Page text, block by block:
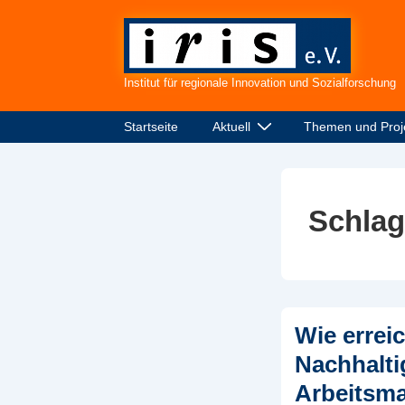
Institut für regionale Innovation und Sozialforschung
Hauptnavigation
Startseite Aktuell Themen und
Wie